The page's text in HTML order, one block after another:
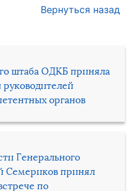
штаба ОДКБ приняла
руководителей
органов
Генерального
Семериков принял
по
Вернуться назад